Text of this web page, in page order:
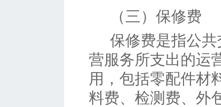
（三） 保修费
保修费是指公
营服务所支出的运
用，包括零配件材
料费、检测费、外